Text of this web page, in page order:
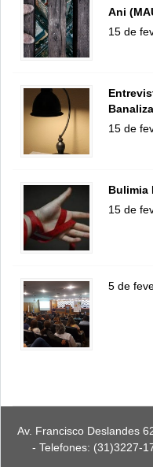
Ani
15 de
15 de
Bulimia
15 de
5 de
Av. Francisco Deslandes
- Telefones: (31)3227-